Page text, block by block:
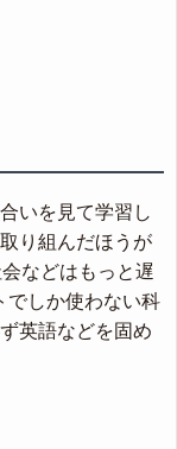
いを見て学習し
り組んだほうが
などはもっと遅
でしか使わない科
英語などを固め